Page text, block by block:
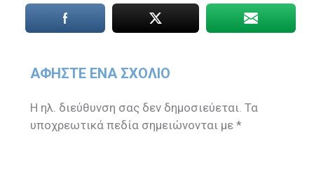
ΑΦΉΣΤΕ ΈΝΑ ΣΧΌΛΙΟ
Η ηλ. διεύθυνση σας δεν δημοσιεύεται. Τα
υποχρεωτικά πεδία σημειώνονται με*